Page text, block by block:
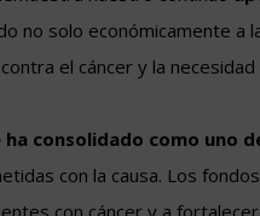
no solo económicamente a
contra el cáncer y la
ha consolidado como uno
con la causa. Los
con cáncer y a